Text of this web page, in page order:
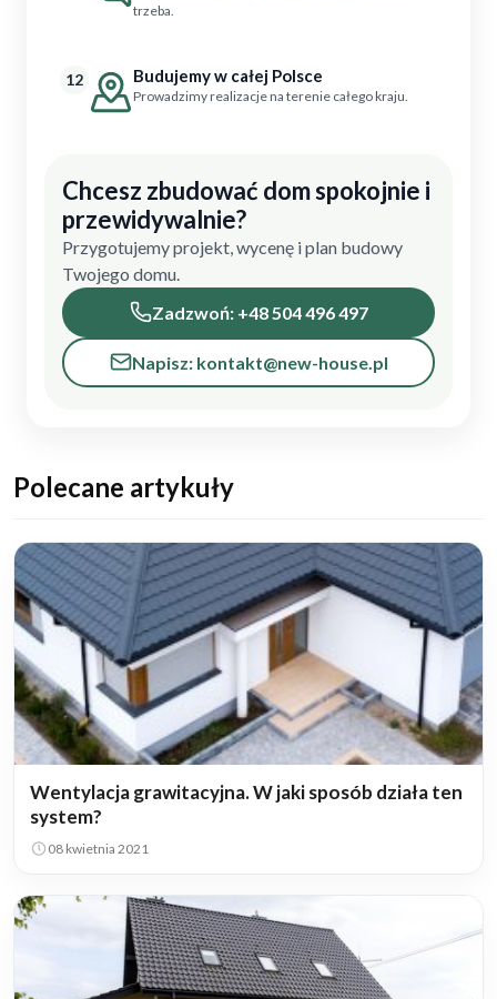
trzeba.
12 Budujemy w całej Polsce
Prowadzimy realizacje na terenie całego kraju.
Chcesz zbudować dom spokojnie i
przewidywalnie?
Przygotujemy projekt, wycenę i plan budowy
Twojego domu.
Zadzwoń: +48 504 496 497
Napisz: kontakt@new-house.pl
Polecane artykuły
Wentylacja grawitacyjna. W jaki sposób działa ten
system?
08 kwietnia 2021